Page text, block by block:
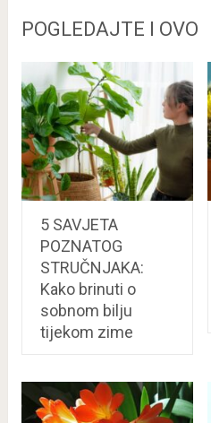
POGLEDAJTE I OVO
5 SAVJETA
POZNATOG
STRUČNJAKA:
Kako brinuti o
sobnom bilju
tijekom zime